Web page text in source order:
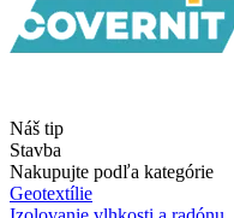
Náš tip
Stavba
Nakupujte podľa kategórie
Geotextílie